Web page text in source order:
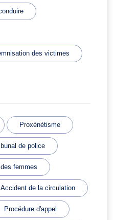
des victimes
Proxénétisme
de police
femmes
Accident de la circulation
Procédure d'appel